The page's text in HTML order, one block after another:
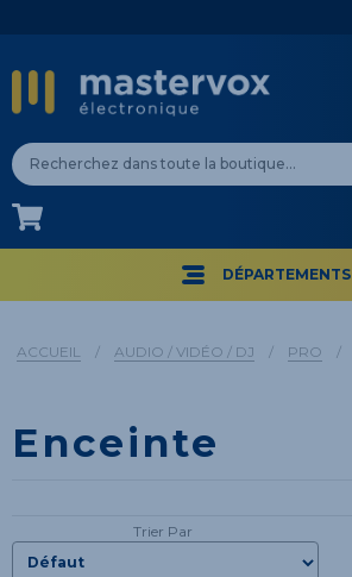
CA$
DÉPARTEMENTS
ACCUEIL / AUDIO / VIDÉO / DJ / PRO /
Enceinte
Trier Par